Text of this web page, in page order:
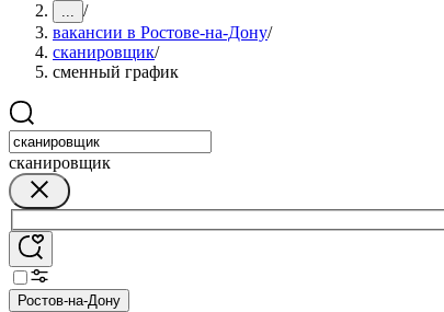
... /
вакансии в Ростове-на-Дону/
сканировщик/
сменный график
сканировщик
Ростов-на-Дону